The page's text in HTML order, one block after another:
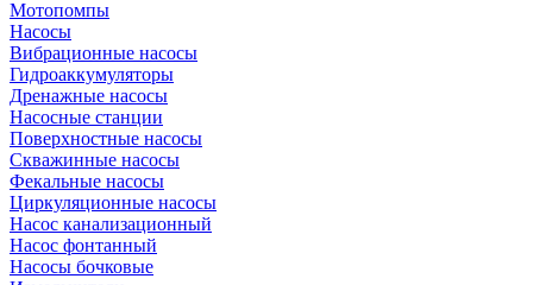
Мотопомпы
Насосы
Вибрационные насосы
Гидроаккумуляторы
Дренажные насосы
Насосные станции
Поверхностные насосы
Скважинные насосы
Фекальные насосы
Циркуляционные насосы
Насос канализационный
Насос фонтанный
Насосы бочковые